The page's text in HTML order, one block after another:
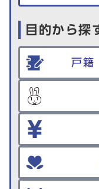
目的から探
戸籍